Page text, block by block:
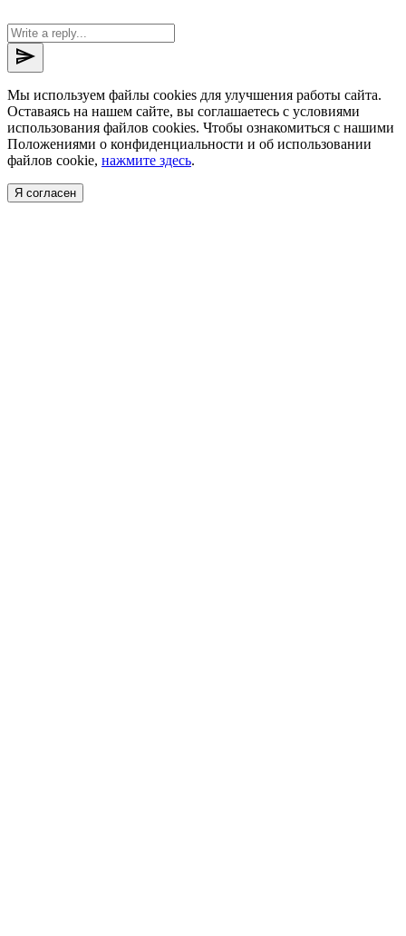
send
Мы используем файлы cookies для улучшения работы сайта.
Оставаясь на нашем сайте, вы соглашаетесь с условиями
использования файлов cookies. Чтобы ознакомиться с нашими
Положениями о конфиденциальности и об использовании
файлов cookie, нажмите здесь.
Я согласен